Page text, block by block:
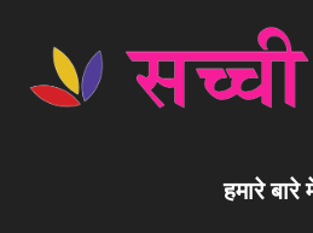
हमारे बारे